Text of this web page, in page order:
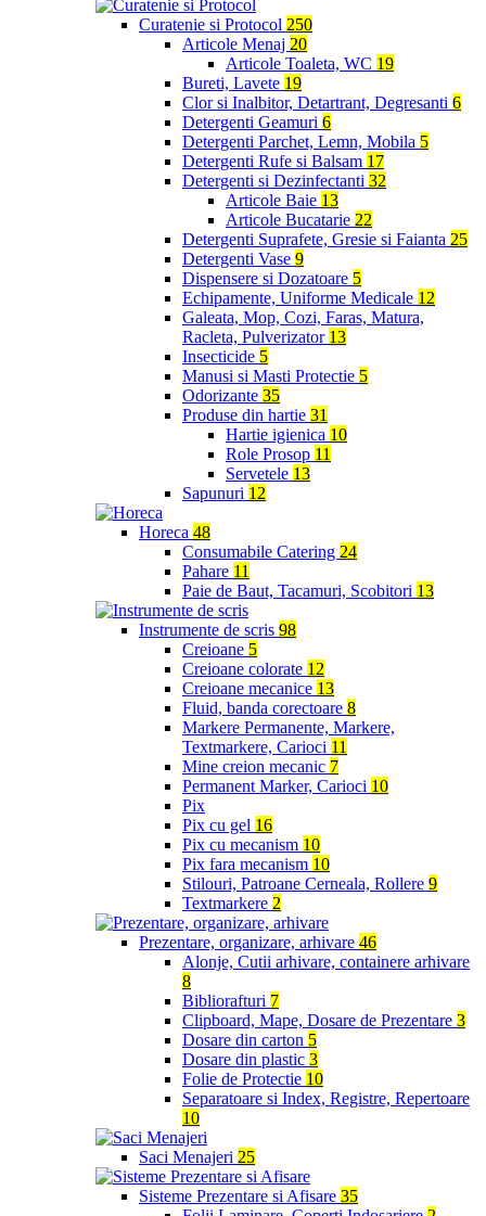
Curatenie si Protocol 250
Articole Menaj 20
Articole Toaleta, WC 19
Bureti, Lavete 19
Clor si Inalbitor, Detartrant, Degresanti 6
Detergenti Geamuri 6
Detergenti Parchet, Lemn, Mobila 5
Detergenti Rufe si Balsam 17
Detergenti si Dezinfectanti 32
Articole Baie 13
Articole Bucatarie 22
Detergenti Suprafete, Gresie si Faianta 25
Detergenti Vase 9
Dispensere si Dozatoare 5
Echipamente, Uniforme Medicale 12
Galeata, Mop, Cozi, Faras, Matura,
Racleta, Pulverizator 13
Insecticide 5
Manusi si Masti Protectie 5
Odorizante 35
Produse din hartie 31
Hartie igienica 10
Role Prosop 11
Servetele 13
Sapunuri 12
Horeca 48
Consumabile Catering 24
Pahare 11
Paie de Baut, Tacamuri, Scobitori 13
Instrumente de scris 98
Creioane 5
Creioane colorate 12
Creioane mecanice 13
Fluid, banda corectoare 8
Markere Permanente, Markere,
Textmarkere, Carioci 11
Mine creion mecanic 7
Permanent Marker, Carioci 10
Pix
Pix cu gel 16
Pix cu mecanism 10
Pix fara mecanism 10
Stilouri, Patroane Cerneala, Rollere 9
Textmarkere 2
Prezentare, organizare, arhivare 46
Alonje, Cutii arhivare, containere arhivare
8
Bibliorafturi 7
Clipboard, Mape, Dosare de Prezentare 3
Dosare din carton 5
Dosare din plastic 3
Folie de Protectie 10
Separatoare si Index, Registre, Repertoare
10
Saci Menajeri 25
Sisteme Prezentare si Afisare 35